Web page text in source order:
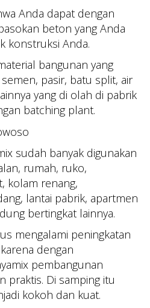
Anda dapat dengan
beton yang Anda
konstruksi Anda.
bangunan yang
pasir, batu split, air
yang di olah di pabrik
batching plant.
sudah banyak digunakan
rumah, ruko,
kolam renang,
lantai pabrik, apartmen
bertingkat lainnya.
mengalami peningkatan
dengan
pembangunan
praktis. Di samping itu
kokoh dan kuat.